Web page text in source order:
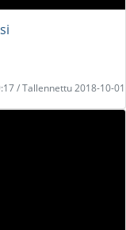
/ Tallennettu 2018-10-01